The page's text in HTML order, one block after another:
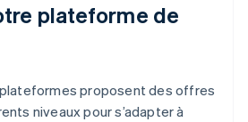
plateforme de
proposent des offres
niveaux pour s’adapter à